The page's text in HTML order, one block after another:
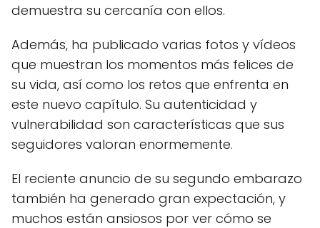
demuestra su cercanía con ellos.
Además, ha publicado varias fotos y vídeos
que muestran los momentos más felices de
su vida, así como los retos que enfrenta en
este nuevo capítulo. Su autenticidad y
vulnerabilidad son características que sus
seguidores valoran enormemente.
El reciente anuncio de su segundo embarazo
también ha generado gran expectación, y
muchos están ansiosos por ver cómo se